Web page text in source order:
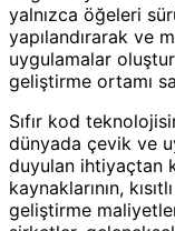
yalnızca öğeleri
yapılandırarak ve
uygulamalar
geliştirme ortamı
Sıfır kod
dünyada çevik ve
duyulan ihtiyaçtan
kaynaklarının,
geliştirme